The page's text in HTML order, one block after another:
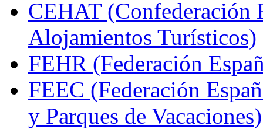
CEHAT (Confederación
Alojamientos Turísticos)
FEHR (Federación
FEEC (Federación
y Parques de Vacaciones)